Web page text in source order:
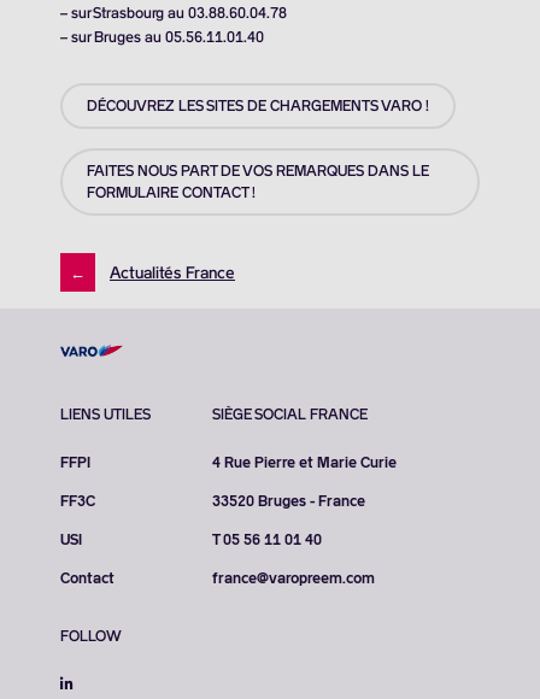
– sur Strasbourg au 03.88.60.04.78
– sur Bruges au 05.56.11.01.40
DÉCOUVREZ LES SITES DE CHARGEMENTS VARO !
FAITES NOUS PART DE VOS REMARQUES DANS LE
FORMULAIRE CONTACT !
← Actualités France
LIENS UTILES
FFPI
FF3C
USI
Contact
SIÈGE SOCIAL FRANCE
4 Rue Pierre et Marie Curie
33520 Bruges - France
T 05 56 11 01 40
france@varopreem.com
FOLLOW